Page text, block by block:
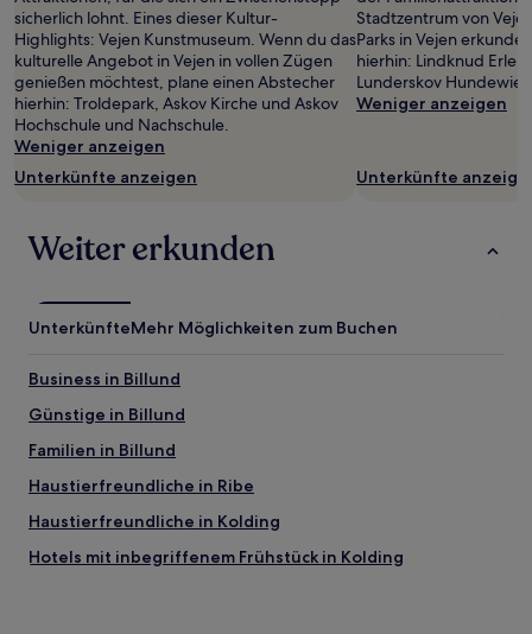
sicherlich lohnt. Eines dieser Kultur-
Highlights: Vejen Kunstmuseum. Wenn du das
kulturelle Angebot in Vejen in vollen Zügen
genießen möchtest, plane einen Abstecher
hierhin: Troldepark, Askov Kirche und Askov
Hochschule und Nachschule.
Weniger anzeigen
Unterkünfte anzeigen
Stadtzentrum von
Parks in Vejen
hierhin: Lindknud
Lunderskov
Weniger anzeigen
Unterkünfte
Weiter erkunden
UnterkünfteMehr Möglichkeiten zum Buchen
Business in Billund
Günstige in Billund
Familien in Billund
Haustierfreundliche in Ribe
Haustierfreundliche in Kolding
Hotels mit inbegriffenem Frühstück in Kolding